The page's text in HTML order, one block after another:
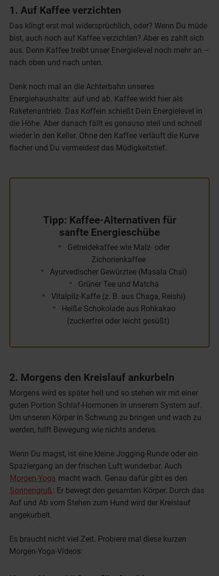
1. Auf Kaffee verzichten
Das klingt erst mal widersprüchlich, oder? Wenn Du müde
bist, auch noch auf Kaffee verzichten? Aber es zahlt sich
aus. Denn Kaffee treibt unser Energielevel noch mehr an –
nach oben und nach unten.
Denk noch mal an die Achterbahn unseres
Energiehaushalts: auf und ab. Kaffee wirkt hier als
Raketenantrieb. Das Koffein schießt Dein Energielevel in
die Höhe. Aber danach fällt es genauso steil und schnell
wieder in den Keller. Ohne den Kaffee verläuft die Kurve
flacher und Du vermeidest das Müdigkeitstief.
Tipp: Kaffee-Alternativen für
sanfte Energieschübe
Getreidekaffee wie Malz- oder
Zichorienkaffee
Ayurvedischer Gewürztee (Masala Chai)
Grüner Tee und Matcha
Vitalpilz-Kaffe (z. B. aus Chaga, Reishi)
Heiße Schokolade aus Rohkakao
(zuckerfrei oder leicht gesüßt)
2. Morgens den Kreislauf ankurbeln
Morgens wird es später hell und so stehen wir mit einer
guten Portion Schlaf-Hormonen in unserem System auf.
Um unseren Körper in Schwung zu bringen und wach zu
werden, hilft Bewegung wie nichts anderes.
Wenn Du magst, ist eine kleine Jogging-Runde oder ein
Spaziergang an der frischen Luft wunderbar. Auch
Morgen-Yoga macht wach. Genau dafür gibt es den
Sonnengruß: Er bewegt den gesamten Körper. Durch das
Auf und Ab vom Stehen zum Hund wird der Kreislauf
angekurbelt.
Es braucht nicht viel Zeit. Probiere mal diese kurzen
Morgen-Yoga-Videos: